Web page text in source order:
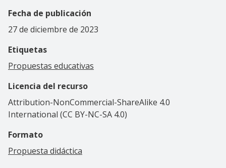
Fecha de publicación
27 de diciembre de 2023
Etiquetas
Propuestas educativas
Licencia del recurso
Attribution-NonCommercial-ShareAlike 4.0
International (CC BY-NC-SA 4.0)
Formato
Propuesta didáctica